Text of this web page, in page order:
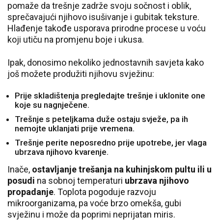
pomaže da trešnje zadrže svoju sočnost i oblik,
sprečavajući njihovo isušivanje i gubitak teksture.
Hlađenje takođe usporava prirodne procese u voću
koji utiču na promjenu boje i ukusa.
Ipak, donosimo nekoliko jednostavnih savjeta kako
još možete produžiti njihovu svježinu:
Prije skladištenja pregledajte trešnje i uklonite one
koje su nagnječene.
Trešnje s peteljkama duže ostaju svježe, pa ih
nemojte uklanjati prije vremena.
Trešnje perite neposredno prije upotrebe, jer vlaga
ubrzava njihovo kvarenje.
Inače, ostavljanje trešanja na kuhinjskom pultu ili u
posudi na sobnoj temperaturi ubrzava njihovo
propadanje. Toplota pogoduje razvoju
mikroorganizama, pa voće brzo omekša, gubi
svježinu i može da poprimi neprijatan miris.